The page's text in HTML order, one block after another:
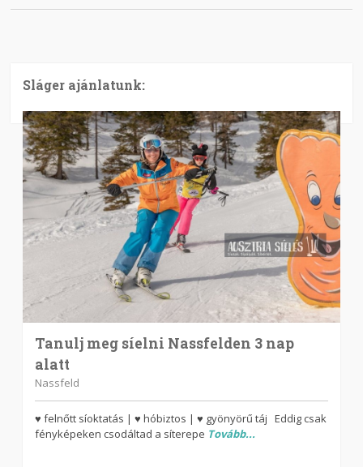
Sláger ajánlatunk:
Tanulj meg síelni Nassfelden 3 nap
alatt
Nassfeld
♥ felnőtt síoktatás | ♥ hóbiztos | ♥ gyönyörű táj Eddig csak
fényképeken csodáltad a síterepe Tovább...